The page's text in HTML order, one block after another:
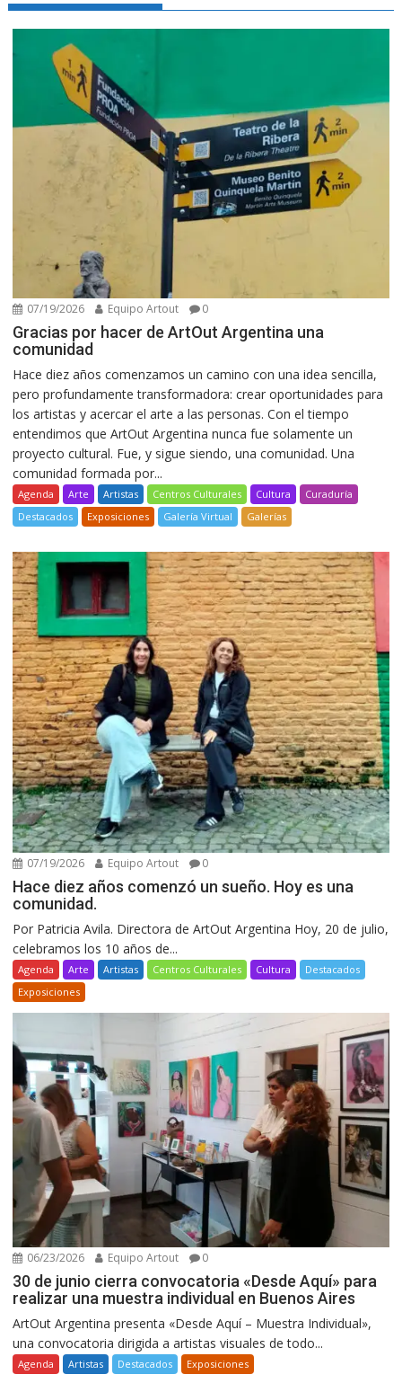
07/19/2026 Equipo Artout 0
Gracias por hacer de ArtOut Argentina una
comunidad
Hace diez años comenzamos un camino con una idea sencilla,
pero profundamente transformadora: crear oportunidades para
los artistas y acercar el arte a las personas. Con el tiempo
entendimos que ArtOut Argentina nunca fue solamente un
proyecto cultural. Fue, y sigue siendo, una comunidad. Una
comunidad formada por...
Agenda Arte Artistas Centros Culturales Cultura
Curaduría
Destacados
Exposiciones Galería Virtual Galerías
07/19/2026 Equipo Artout 0
Hace diez años comenzó un sueño. Hoy es una
comunidad.
Por Patricia Avila. Directora de ArtOut Argentina Hoy, 20 de julio,
celebramos los 10 años de...
Agenda Arte Artistas Centros Culturales Cultura
Destacados
Exposiciones
06/23/2026 Equipo Artout 0
30 de junio cierra convocatoria «Desde Aquí» para
realizar una muestra individual en Buenos Aires
ArtOut Argentina presenta «Desde Aquí – Muestra Individual»,
una convocatoria dirigida a artistas visuales de todo...
Agenda Artistas Destacados Exposiciones